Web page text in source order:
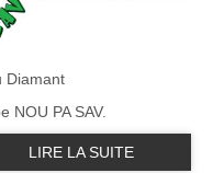
Diamant
NOU PA SAV.
LIRE LA SUITE